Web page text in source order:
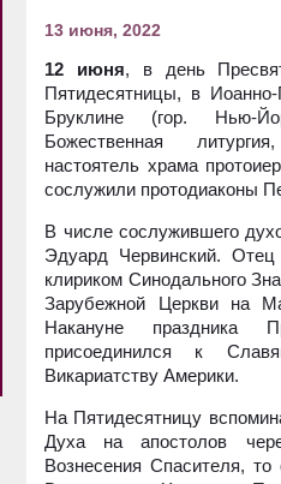
13 июня, 2022
12 июня, в день
Пятидесятницы, в
Бруклине (гор. Нью-
Божественная
настоятель храма
сослужили протодиаконы
В числе сослужившего
Эдуард Червинский.
клириком Синодального
Зарубежной Церкви на
Накануне праздника
присоединился к
Викариатству Америки.
На Пятидесятницу
Духа на апостолов
Вознесения Спасителя,